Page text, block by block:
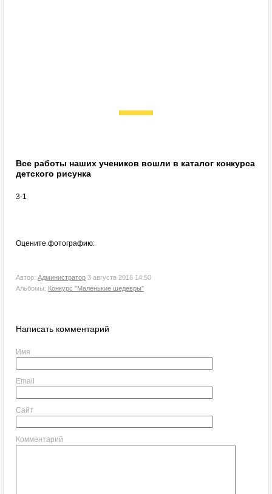
Все работы наших учеников вошли в каталог конкурса
детского рисунка
3-1
Оцените фотографию:
Автор: Администратор 3 августа 2016 14:50
Альбомы: Конкурс "Маленькие шедевры"
Написать комментарий
Имя
Email
Сайт
Комментарий